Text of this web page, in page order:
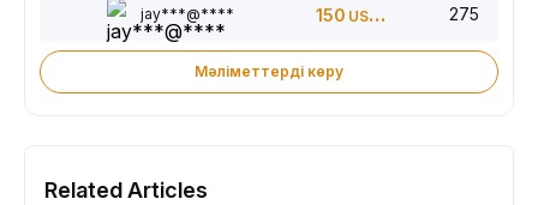
jay***@**** 150 USDT 275
Мәліметтерді көру
Related Articles